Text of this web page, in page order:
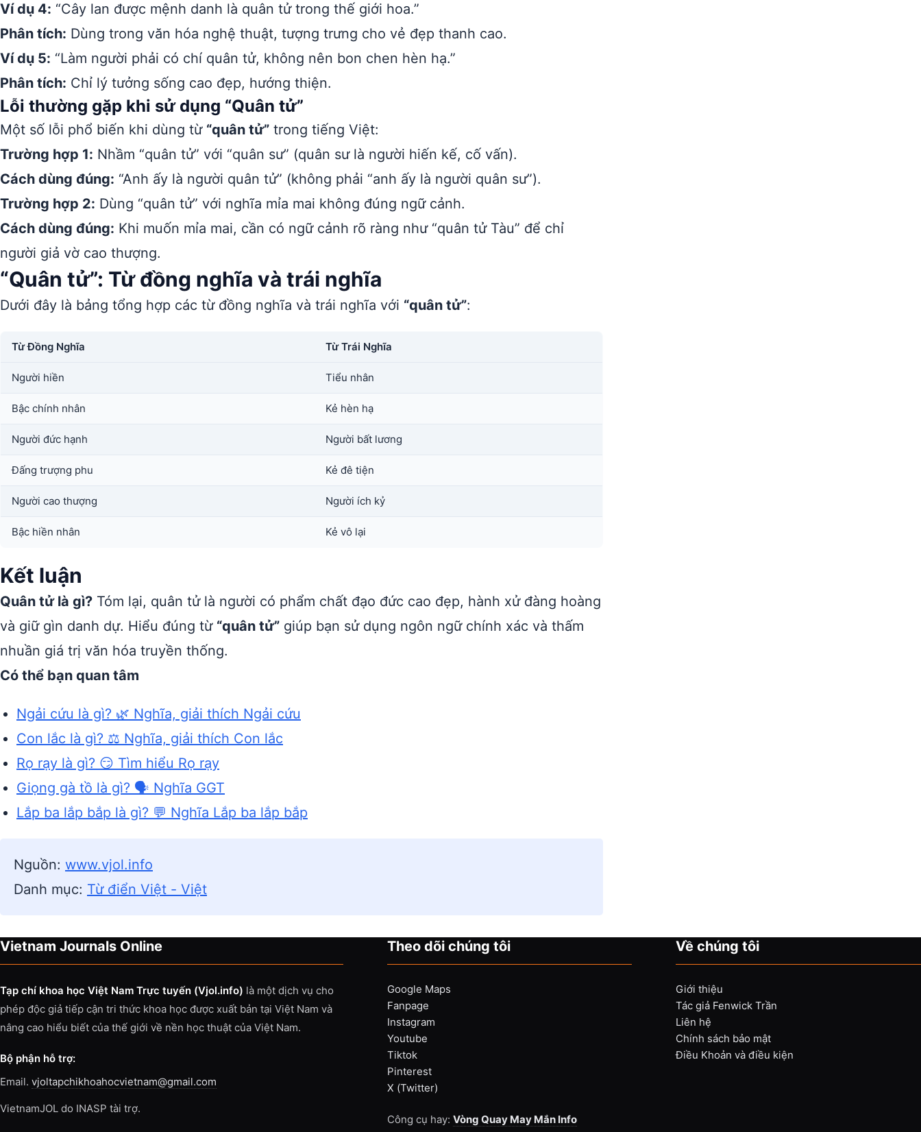
Ví dụ 4: “Cây lan được mệnh danh là quân tử trong thế giới hoa.”
Phân tích: Dùng trong văn hóa nghệ thuật, tượng trưng cho vẻ đẹp thanh cao.
Ví dụ 5: “Làm người phải có chí quân tử, không nên bon chen hèn hạ.”
Phân tích: Chỉ lý tưởng sống cao đẹp, hướng thiện.
Lỗi thường gặp khi sử dụng “Quân tử”
Một số lỗi phổ biến khi dùng từ “quân tử” trong tiếng Việt:
Trường hợp 1: Nhầm “quân tử” với “quân sư” (quân sư là người hiến kế, cố vấn).
Cách dùng đúng: “Anh ấy là người quân tử” (không phải “anh ấy là người quân sư”).
Trường hợp 2: Dùng “quân tử” với nghĩa mỉa mai không đúng ngữ cảnh.
Cách dùng đúng: Khi muốn mỉa mai, cần có ngữ cảnh rõ ràng như “quân tử Tàu” để chỉ
người giả vờ cao thượng.
“Quân tử”: Từ đồng nghĩa và trái nghĩa
Dưới đây là bảng tổng hợp các từ đồng nghĩa và trái nghĩa với “quân tử”:
Từ Đồng Nghĩa Từ Trái Nghĩa
Người hiền Tiểu nhân
Bậc chính nhân Kẻ hèn hạ
Người đức hạnh Người bất lương
Đấng trượng phu Kẻ đê tiện
Người cao thượng Người ích kỷ
Bậc hiền nhân Kẻ vô lại
Kết luận
Quân tử là gì? Tóm lại, quân tử là người có phẩm chất đạo đức cao đẹp, hành xử đàng hoàng
và giữ gìn danh dự. Hiểu đúng từ “quân tử” giúp bạn sử dụng ngôn ngữ chính xác và thấm
nhuần giá trị văn hóa truyền thống.
Có thể bạn quan tâm
Ngải cứu là gì? 🌿 Nghĩa, giải thích Ngải cứu
Con lắc là gì? ⚖️ Nghĩa, giải thích Con lắc
Rọ rạy là gì? 😏 Tìm hiểu Rọ rạy
Giọng gà tồ là gì? 🗣️ Nghĩa GGT
Lắp ba lắp bắp là gì? 💬 Nghĩa Lắp ba lắp bắp
Nguồn: www.vjol.info
Danh mục: Từ điển Việt - Việt
Vietnam Journals Online
Tạp chí khoa học Việt Nam Trực tuyến (Vjol.info) là một dịch vụ cho
phép độc giả tiếp cận tri thức khoa học được xuất bản tại Việt Nam và
nâng cao hiểu biết của thế giới về nền học thuật của Việt Nam.
Bộ phận hỗ trợ:
Email. vjoltapchikhoahocvietnam@gmail.com
VietnamJOL do INASP tài trợ.
Theo dõi chúng tôi
Google Maps
Fanpage
Instagram
Youtube
Tiktok
Pinterest
X (Twitter)
Công cụ hay: Vòng Quay May Mắn Info
Về chúng tôi
Giới thiệu
Tác giả Fenwick Trần
Liên hệ
Chính sách bảo mật
Điều Khoản và điều kiện